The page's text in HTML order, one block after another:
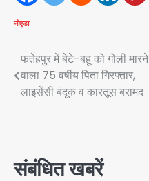
नोएडा
Post
navigation
फतेहपुर में बेटे-बहू को गोली मारने
वाला 75 वर्षीय पिता गिरफ्तार,
लाइसेंसी बंदूक व कारतूस बरामद
संबंधित खबरें